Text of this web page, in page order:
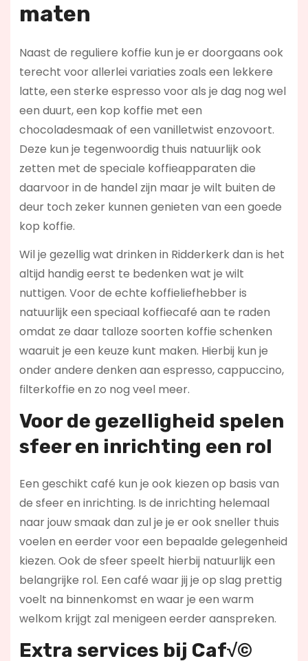
maten
Naast de reguliere koffie kun je er doorgaans ook
terecht voor allerlei variaties zoals een lekkere
latte, een sterke espresso voor als je dag nog wel
een duurt, een kop koffie met een
chocoladesmaak of een vanilletwist enzovoort.
Deze kun je tegenwoordig thuis natuurlijk ook
zetten met de speciale koffieapparaten die
daarvoor in de handel zijn maar je wilt buiten de
deur toch zeker kunnen genieten van een goede
kop koffie.
Wil je gezellig wat drinken in Ridderkerk dan is het
altijd handig eerst te bedenken wat je wilt
nuttigen. Voor de echte koffieliefhebber is
natuurlijk een speciaal koffiecafé aan te raden
omdat ze daar talloze soorten koffie schenken
waaruit je een keuze kunt maken. Hierbij kun je
onder andere denken aan espresso, cappuccino,
filterkoffie en zo nog veel meer.
Voor de gezelligheid spelen
sfeer en inrichting een rol
Een geschikt café kun je ook kiezen op basis van
de sfeer en inrichting. Is de inrichting helemaal
naar jouw smaak dan zul je je er ook sneller thuis
voelen en eerder voor een bepaalde gelegenheid
kiezen. Ook de sfeer speelt hierbij natuurlijk een
belangrijke rol. Een café waar jij je op slag prettig
voelt na binnenkomst en waar je een warm
welkom krijgt zal menigeen eerder aanspreken.
Extra services bij Caf√©